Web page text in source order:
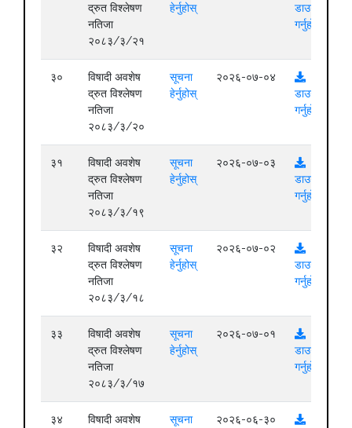
द्रुत विश्लेषण
नतिजा
२०८३/३/२१
हेर्नुहोस्
डाउनलोड
गर्नुहोस्
३०
विषादी अवशेष
द्रुत विश्लेषण
नतिजा
२०८३/३/२०
सूचना
हेर्नुहोस्
२०२६-०७-०४
डाउनलोड
गर्नुहोस्
३१
विषादी अवशेष
द्रुत विश्लेषण
नतिजा
२०८३/३/१९
सूचना
हेर्नुहोस्
२०२६-०७-०३
डाउनलोड
गर्नुहोस्
३२
विषादी अवशेष
द्रुत विश्लेषण
नतिजा
२०८३/३/१८
सूचना
हेर्नुहोस्
२०२६-०७-०२
डाउनलोड
गर्नुहोस्
३३
विषादी अवशेष
द्रुत विश्लेषण
नतिजा
२०८३/३/१७
सूचना
हेर्नुहोस्
२०२६-०७-०१
डाउनलोड
गर्नुहोस्
३४
विषादी अवशेष
सूचना
२०२६-०६-३०